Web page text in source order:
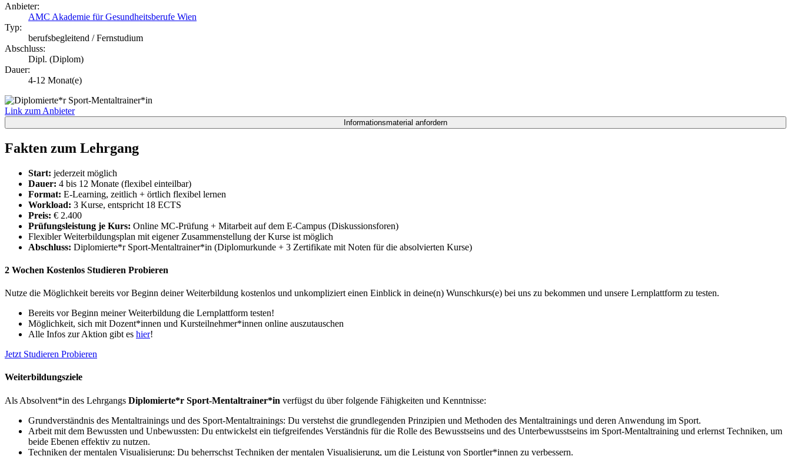
Anbieter:
AMC Akademie für Gesundheitsberufe Wien
Typ:
berufsbegleitend / Fernstudium
Abschluss:
Dipl. (Diplom)
Dauer:
4-12 Monat(e)
Link zum Anbieter
Fakten zum Lehrgang
Start: jederzeit möglich
Dauer: 4 bis 12 Monate (flexibel einteilbar)
Format: E-Learning, zeitlich + örtlich flexibel lernen
Workload: 3 Kurse, entspricht 18 ECTS
Preis: € 2.400
Prüfungsleistung je Kurs: Online MC-Prüfung + Mitarbeit auf dem E-Campus (Diskussionsforen)
Flexibler Weiterbildungsplan mit eigener Zusammenstellung der Kurse ist möglich
Abschluss: Diplomierte*r Sport-Mentaltrainer*in (Diplomurkunde + 3 Zertifikate mit Noten für die absolvierten Kurse)
2 Wochen Kostenlos Studieren Probieren
Nutze die Möglichkeit bereits vor Beginn deiner Weiterbildung kostenlos und unkompliziert einen Einblick in deine(n) Wunschkurs(e) bei uns zu bekommen und unsere Lernplattform zu testen.
Bereits vor Beginn meiner Weiterbildung die Lernplattform testen!
Möglichkeit, sich mit Dozent*innen und Kursteilnehmer*innen online auszutauschen
Alle Infos zur Aktion gibt es hier!
Jetzt Studieren Probieren
Weiterbildungsziele
Als Absolvent*in des Lehrgangs Diplomierte*r Sport-Mentaltrainer*in verfügst du über folgende Fähigkeiten und Kenntnisse:
Grundverständnis des Mentaltrainings und des Sport-Mentaltrainings: Du verstehst die grundlegenden Prinzipien und Methoden des Mentaltrainings und deren Anwendung im Sport.
Arbeit mit dem Bewussten und Unbewussten: Du entwickelst ein tiefgreifendes Verständnis für die Rolle des Bewusstseins und des Unterbewusstseins im Sport-Mentaltraining und erlernst Techniken, um
beide Ebenen effektiv zu nutzen.
Techniken der mentalen Visualisierung: Du beherrschst Techniken der mentalen Visualisierung, um die Leistung von Sportler*innen zu verbessern.